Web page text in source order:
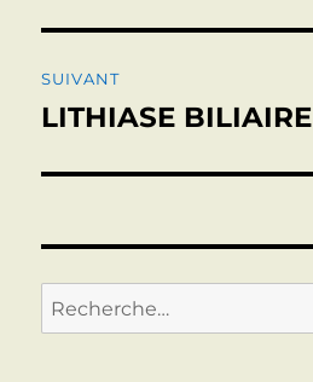
SUIVANT
Publication
LITHIASE BILIAIRE
Recherche
pour :